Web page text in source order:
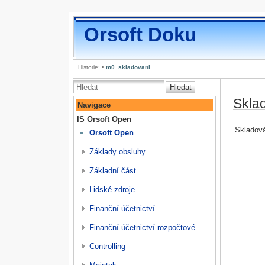
Orsoft Doku
Historie: • m0_skladovani
Hledat
Navigace
IS Orsoft Open
Orsoft Open
Základy obsluhy
Základní část
Lidské zdroje
Finanční účetnictví
Finanční účetnictví rozpočtové
Controlling